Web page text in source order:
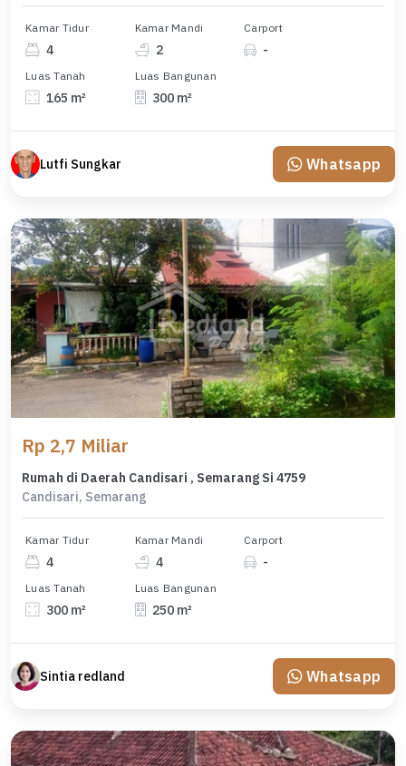
Kamar Tidur
4
Kamar Mandi
2
Carport
-
Luas Tanah
165 m²
Luas Bangunan
300 m²
Lutfi Sungkar Whatsapp
Rp 2,7 Miliar
Rumah di Daerah Candisari , Semarang Si 4759
Candisari, Semarang
Kamar Tidur
4
Kamar Mandi
4
Carport
-
Luas Tanah
300 m²
Luas Bangunan
250 m²
Sintia redland Whatsapp